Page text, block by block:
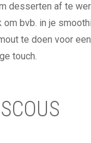
desserten af te
om bvb. in je
te doen voor een
touch.